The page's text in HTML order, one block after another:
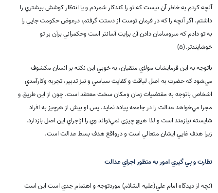
آنچه کردم به خاطر آن نيست که تو را کندکار شمردم و يا انتظار کوشش بيشتري را
داشتم. اگر آنچه را که در فرمان توست از دستت گرفتم، درعوض حکومت جايي را
به تو دادم که سروسامان دادن آن برايت آسانتر است وحکمراني برآن بر تو
خوشايندتر.(5)
باتوجه به اين فرمايشات مولاي متقيان، به خوبي اين نکته بر انسان مکشوف
مي‌شود که حضرت به اصل لياقت و کفايت سياسي و نيز تدبير، تجربه وکارآمدي
اشخاص باتوجه به مقتضيات زمان ومکان سخت معتقد است. چون از اين طريق و
مجرا مي‌خواهد عدالت را در جامعه پياده نمايد. پس او بيش از هرچيز به افراد
شايسته نيازمند است و لذا هيچ چيزي نمي‌تواند وي را ازاجراي اين اصل بازدارد.
زيرا هدف غايي ايشان متعالي است و درواقع هدف بسط عدالت است.
نظارت و پي گيري امور به منظور اجراي عدالت
آنچه از ديدگاه امام علي(علیه السّلام) موردتوجه و اهتمام جدي است اين است